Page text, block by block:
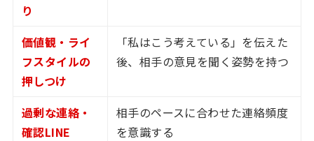
り
価値観・ライ
フスタイルの
押しつけ
「私はこう考えている」を伝えた
後、相手の意見を聞く姿勢を持つ
過剰な連絡・
確認LINE
相手のペースに合わせた連絡頻度
を意識する